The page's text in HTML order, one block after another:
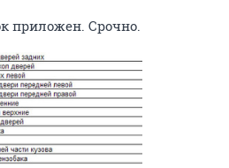
приложен. Срочно.